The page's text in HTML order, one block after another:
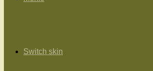
Switch skin